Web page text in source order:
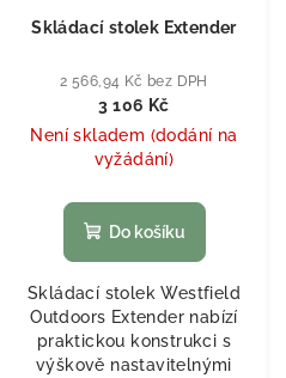
Skládací stolek Extender
2 566,94 Kč bez DPH
3 106 Kč
Není skladem (dodání na
vyžádání)
Do košíku
Skládací stolek Westfield
Outdoors Extender nabízí
praktickou konstrukci s
výškově nastavitelnými